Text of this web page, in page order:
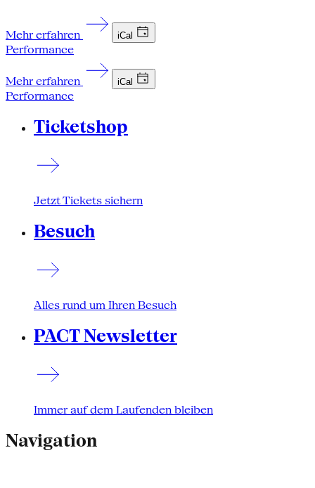
Mehr erfahren iCal
Performance
Mehr erfahren iCal
Performance
Ticketshop
Jetzt Tickets sichern
Besuch
Alles rund um Ihren Besuch
PACT Newsletter
Immer auf dem Laufenden bleiben
Navigation